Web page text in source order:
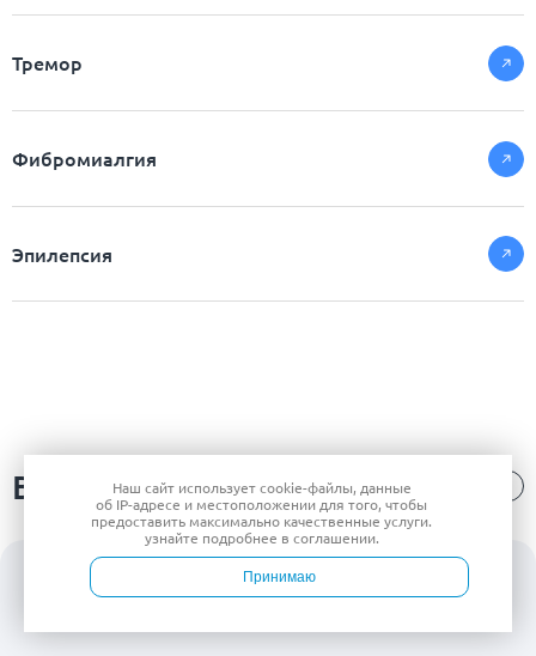
Тремор
Фибромиалгия
Эпилепсия
Видео-блог
Наш сайт используетcookie-файлы, данные
об IP-адресе и местоположении для того, чтобы
предоставить максимально качественные услуги.
узнайте подробнее в соглашении.
Принимаю